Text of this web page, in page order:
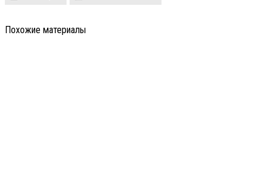
Похожие материалы